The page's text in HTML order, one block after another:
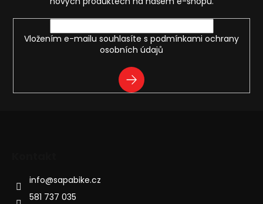
Vložením e-mailu souhlasíte s podmínkami ochrany
osobních údajů
PŘIHLÁSIT
SE
info@sapabike.cz
581 737 035